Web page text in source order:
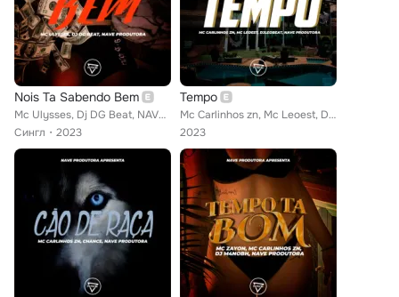
Nois Ta Sabendo Bem
Mc Ulysses, Dj DG Beat, NAVE Produtora
Сингл
2023
Tempo
Mc Carlinhos zn, Mc Leoest, DjLeoBeat, Nave Produtora
2023